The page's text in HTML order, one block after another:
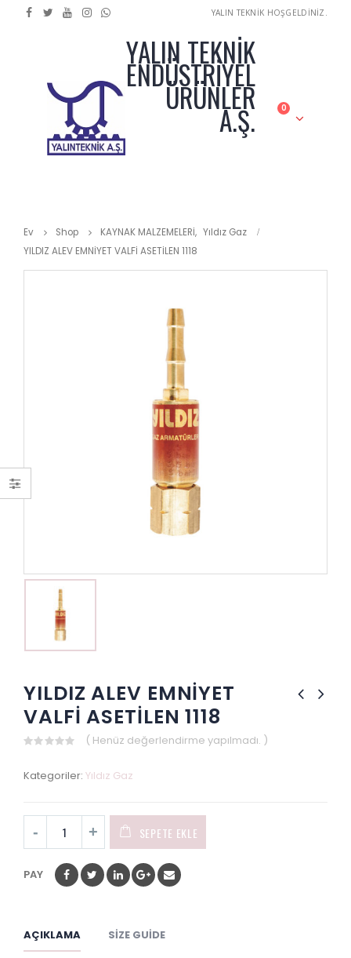
YALIN TEKNİK HOŞGELDİNİZ.
YALIN TEKNİK
ENDÜSTRİYEL
ÜRÜNLER
A.Ş. 0
Ev Shop KAYNAK MALZEMELERİ, Yıldız Gaz
YILDIZ ALEV EMNİYET VALFİ ASETİLEN 1118
YILDIZ ALEV EMNİYET
VALFİ ASETİLEN 1118
of
( Henüz değerlendirme yapılmadı. )
Kategoriler: Yıldız Gaz
SEPETE EKLE
PAY
AÇIKLAMA SIZE GUIDE